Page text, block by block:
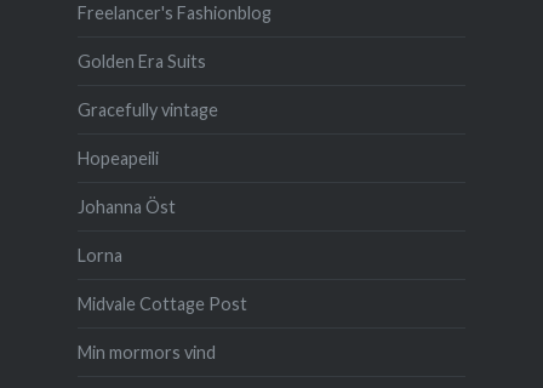
Freelancer's Fashionblog
Golden Era Suits
Gracefully vintage
Hopeapeili
Johanna Öst
Lorna
Midvale Cottage Post
Min mormors vind